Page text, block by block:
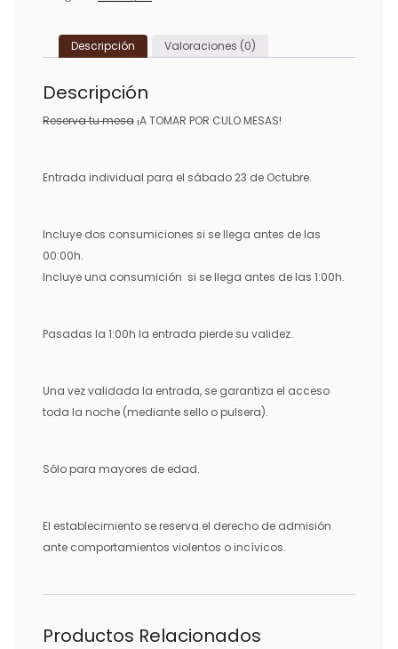
Descripción Valoraciones (0)
Descripción
Reserva tu mesa¡A TOMAR POR CULO MESAS!
Entrada individual para el sábado 23 de Octubre.
Incluye dos consumiciones si se llega antes de las
00:00h.
Incluye una consumición si se llega antes de las 1:00h.
Pasadas la 1:00h la entrada pierde su validez.
Una vez validada la entrada, se garantiza el acceso
toda la noche (mediante sello o pulsera).
Sólo para mayores de edad.
El establecimiento se reserva el derecho de admisión
ante comportamientos violentos o incívicos.
Productos Relacionados